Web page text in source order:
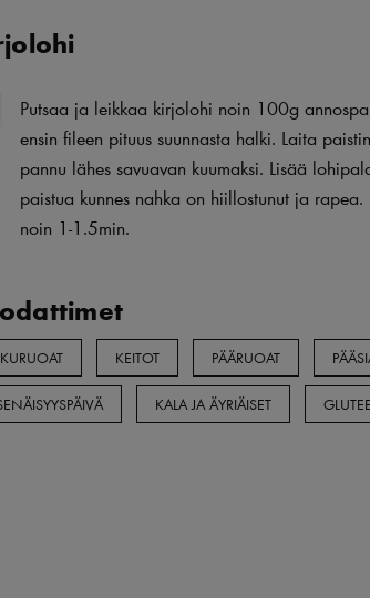
Putsaa ja leikkaa kirjolohi noin 100g
ensin fileen pituus suunnasta halki. Laita
pannu lähes savuavan kuumaksi. Lisää
paistua kunnes nahka on hiillostunut ja
noin 1-1.5min.
KEITOT PÄÄRUOAT
KALA JA ÄYRIÄISET